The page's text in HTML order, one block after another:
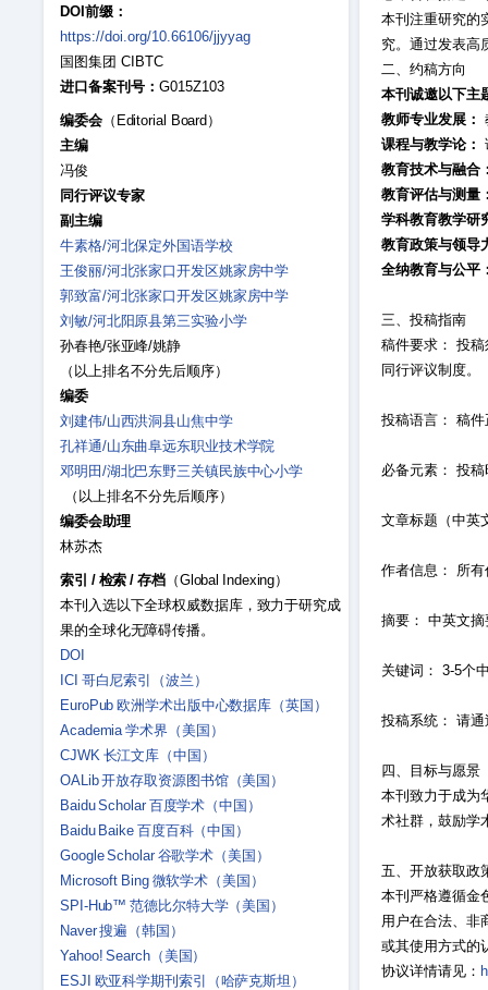
DOI前缀：
https://doi.org/10.66106/jjyyag
国图集团 CIBTC
进口备案刊号： G015Z103
编委会（Editorial Board）
主编
冯俊
同行评议专家
副主编
牛素格/河北保定外国语学校
王俊丽/河北张家口开发区姚家房中学
郭致富/河北张家口开发区姚家房中学
刘敏/河北阳原县第三实验小学
孙春艳/张亚峰/姚静
（以上排名不分先后顺序）
编委
刘建伟/山西洪洞县山焦中学
孔祥通/山东曲阜远东职业技术学院
邓明田/湖北巴东野三关镇民族中心小学
（以上排名不分先后顺序）
编委会助理
林苏杰
索引 / 检索 /存档（Global Indexing）
本刊入选以下全球权威数据库，致力于研究成
果的全球化无障碍传播。
DOI
ICI 哥白尼索引（波兰）
EuroPub 欧洲学术出版中心数据库（英国）
Academia 学术界（美国）
CJWK 长江文库（中国）
OALib 开放存取资源图书馆（美国）
Baidu Scholar 百度学术（中国）
Baidu Baike 百度百科（中国）
Google Scholar 谷歌学术（美国）
Microsoft Bing 微软学术（美国）
SPI-Hub™ 范德比尔特大学（美国）
Naver 搜遍（韩国）
Yahoo! Search（美国）
ESJI 欧亚科学期刊索引（哈萨克斯坦）
本刊注重研究的
究。通过发表高
二、约稿方向
本刊诚邀以下主
教师专业发展：
课程与教学论：
教育技术与融合
教育评估与测量
学科教育教学研
教育政策与领导
全纳教育与公平
三、投稿指南
稿件要求： 投
同行评议制度。
投稿语言： 稿
必备元素： 投
文章标题（中英
作者信息： 所
摘要： 中英文
关键词： 3-5个
投稿系统： 请
四、目标与愿景
本刊致力于成为
术社群，鼓励学
五、开放获取政
本刊严格遵循金
用户在合法、非
或其使用方式的
协议详情请见：